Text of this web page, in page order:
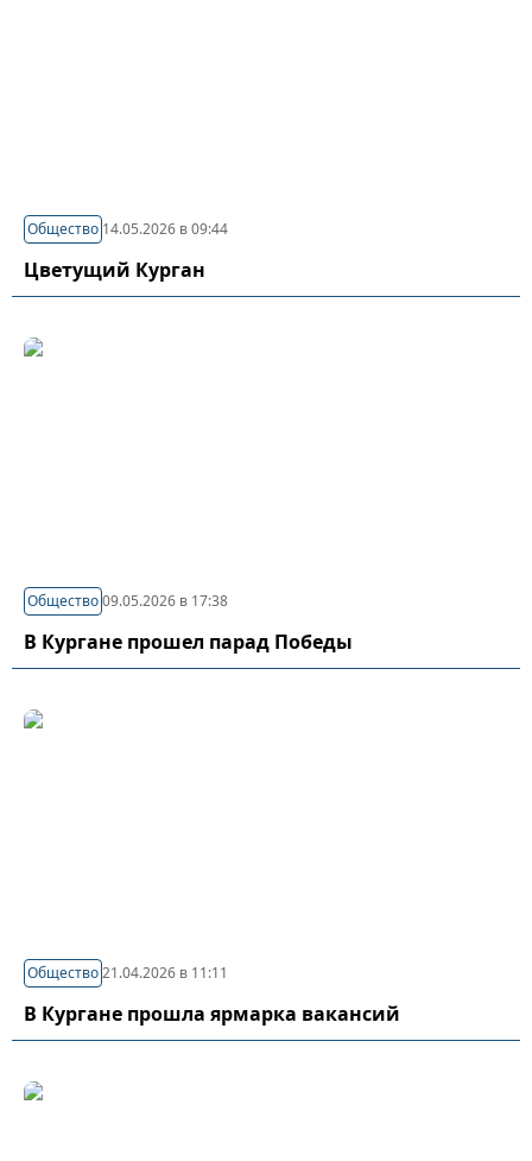
Общество 14.05.2026 в 09:44
Цветущий Курган
Общество09.05.2026 в 17:38
В Кургане прошел парад Победы
Общество21.04.2026 в 11:11
В Кургане прошла ярмарка вакансий